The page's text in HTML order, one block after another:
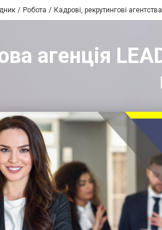
Робота Кадрові, рекрутингові агентства
агенція